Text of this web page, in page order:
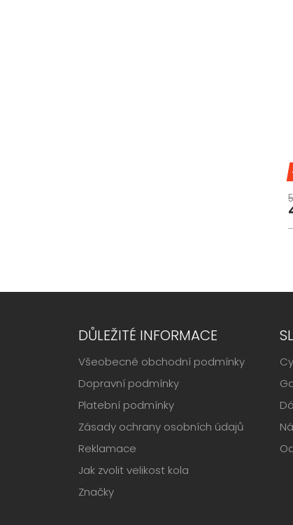
DŮLEŽITÉ INFORMACE
Všeobecné obchodní podmínky
Dopravní podmínky
Platební podmínky
Zásady ochrany osobních údajů
Reklamace
Jak zvolit velikost kola
Značky